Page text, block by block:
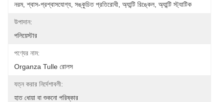
নরম, শ্বাস-প্রশ্বাসযোগ্য, সঙ্কুচিত প্রতিরোধী, অ্যান্টি রিঙ্কেল, অ্যান্টি স্ট্যাটিক
উপাদান:
পলিয়েস্টার
পণ্যের নাম:
Organza Tulle রোলস
যত্ন করার নির্দেশাবলী:
হাত ধোয়া বা শুকনো পরিষ্কার